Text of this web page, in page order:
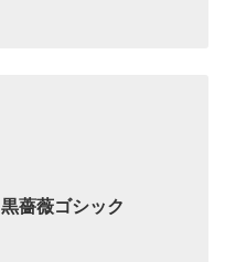
黒薔薇ゴシック